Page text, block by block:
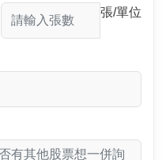
張/單位